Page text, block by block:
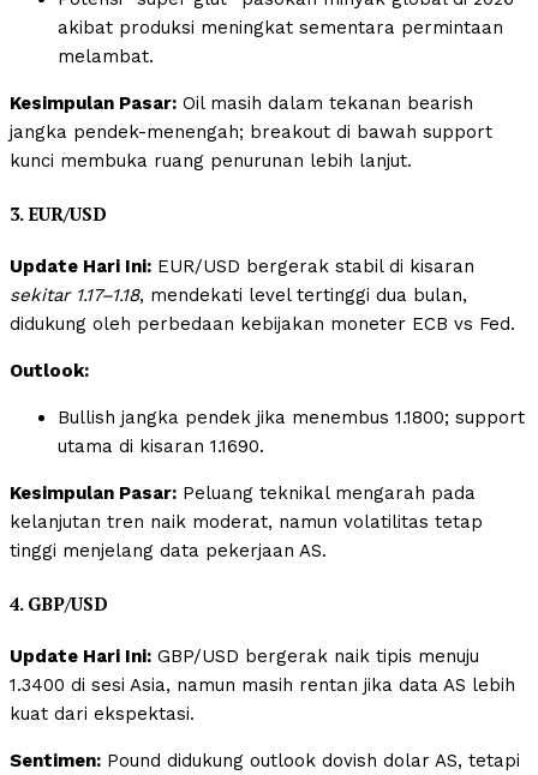
akibat produksi meningkat sementara permintaan
melambat.
Kesimpulan Pasar: Oil masih dalam tekanan bearish
jangka pendek-menengah; breakout di bawah support
kunci membuka ruang penurunan lebih lanjut.
3. EUR/USD
Update Hari Ini: EUR/USD bergerak stabil di kisaran
sekitar 1.17–1.18, mendekati level tertinggi dua bulan,
didukung oleh perbedaan kebijakan moneter ECB vs Fed.
Outlook:
Bullish jangka pendek jika menembus 1.1800; support
utama di kisaran 1.1690.
Kesimpulan Pasar: Peluang teknikal mengarah pada
kelanjutan tren naik moderat, namun volatilitas tetap
tinggi menjelang data pekerjaan AS.
4. GBP/USD
Update Hari Ini: GBP/USD bergerak naik tipis menuju
1.3400 di sesi Asia, namun masih rentan jika data AS lebih
kuat dari ekspektasi.
Sentimen: Pound didukung outlook dovish dolar AS, tetapi